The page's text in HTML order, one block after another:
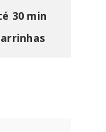
30 min